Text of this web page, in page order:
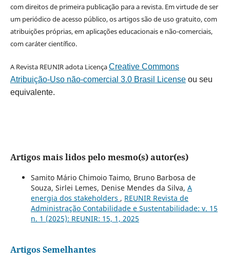
com direitos de primeira publicação para a revista. Em virtude de ser
um periódico de acesso público, os artigos são de uso gratuito, com
atribuições próprias, em aplicações educacionais e não-comerciais,
com caráter científico.
A Revista REUNIR adota LicençaCreative Commons
Atribuição-Uso não-comercial 3.0 Brasil Licenseou seu
equivalente.
Artigos mais lidos pelo mesmo(s) autor(es)
Samito Mário Chimoio Taimo, Bruno Barbosa de
Souza, Sirlei Lemes, Denise Mendes da Silva, A
energia dos stakeholders , REUNIR Revista de
Administração Contabilidade e Sustentabilidade: v. 15
n. 1 (2025): REUNIR: 15, 1, 2025
Artigos Semelhantes